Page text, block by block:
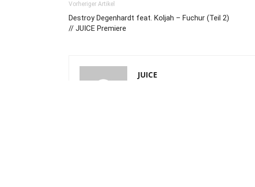
Vorheriger Artikel
Destroy Degenhardt feat. Koljah – Fuchur (Teil 2)
// JUICE Premiere
JUICE